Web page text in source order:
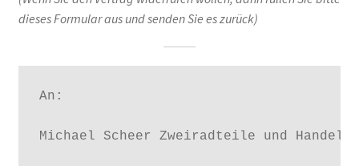
dieses Formular aus und senden Sie es zurück)
An:
Michael Scheer Zweiradteile und